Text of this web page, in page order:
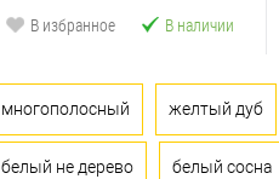
В избранное
В наличии
многополосный желтый дуб
белый не дерево белый сосна